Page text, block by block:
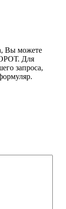
Вы можете
Для
запроса,